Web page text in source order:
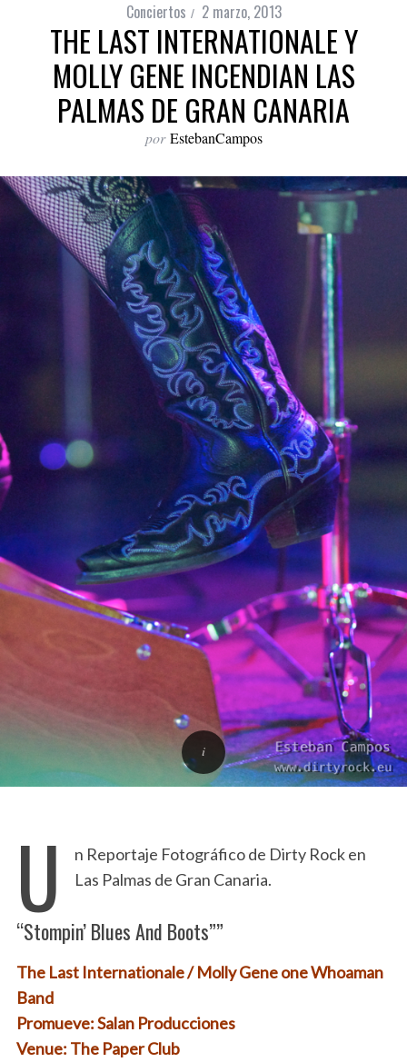
Conciertos 2 marzo, 2013
THE LAST INTERNATIONALE Y
MOLLY GENE INCENDIAN LAS
PALMAS DE GRAN CANARIA
por EstebanCampos
U
n Reportaje Fotográfico de Dirty Rock en
Las Palmas de Gran Canaria.
“Stompin’ Blues And Boots””
The Last Internationale / Molly Gene one Whoaman
Band
Promueve: Salan Producciones
Venue: The Paper Club